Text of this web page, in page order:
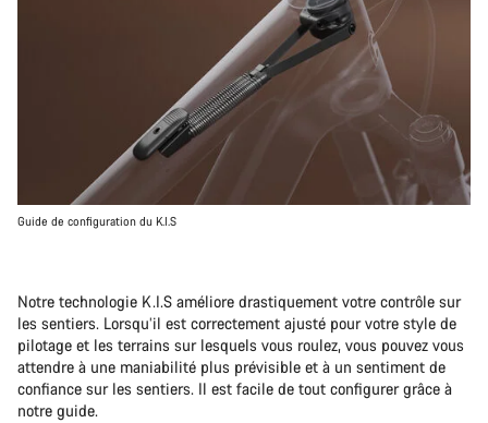
Guide de configuration du K.I.S
Notre technologie K.I.S améliore drastiquement votre contrôle sur
les sentiers. Lorsqu’il est correctement ajusté pour votre style de
pilotage et les terrains sur lesquels vous roulez, vous pouvez vous
attendre à une maniabilité plus prévisible et à un sentiment de
confiance sur les sentiers. Il est facile de tout configurer grâce à
notre guide.